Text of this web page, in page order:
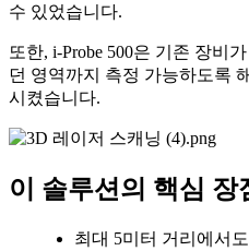
수 있었습니다.
또한, i-Probe 500은 기존 장비
던 영역까지 측정 가능하도록
시켰습니다.
이 솔루션의 핵심 장
최대 5미터 거리에서